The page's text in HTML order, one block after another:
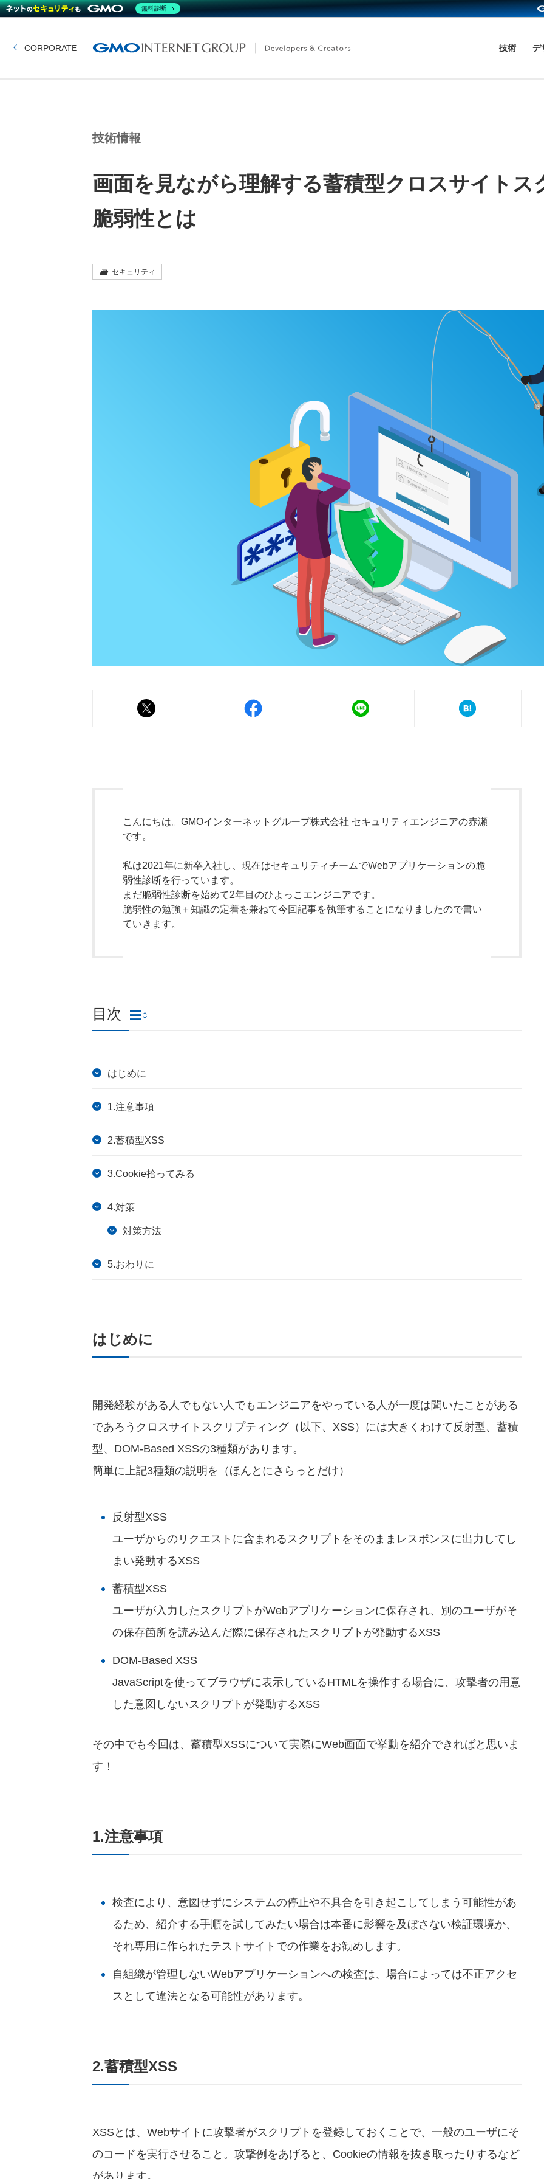
CORPORATE 技術 デ
技術情報
画面を見ながら理解する蓄積型クロスサイトス
脆弱性とは
セキュリティ
こんにちは。GMOインターネットグループ株式会社 セキュリティエンジニアの赤瀬
です。
私は2021年に新卒入社し、現在はセキュリティチームでWebアプリケーションの脆
弱性診断を行っています。
まだ脆弱性診断を始めて2年目のひよっこエンジニアです。
脆弱性の勉強＋知識の定着を兼ねて今回記事を執筆することになりましたので書い
ていきます。
目次
はじめに
1.注意事項
2.蓄積型XSS
3.Cookie拾ってみる
4.対策
対策方法
5.おわりに
はじめに
開発経験がある人でもない人でもエンジニアをやっている人が一度は聞いたことがある
であろうクロスサイトスクリプティング（以下、XSS）には大きくわけて反射型、蓄積
型、DOM-Based XSSの3種類があります。
簡単に上記3種類の説明を（ほんとにさらっとだけ）
反射型XSS
ユーザからのリクエストに含まれるスクリプトをそのままレスポンスに出力してし
まい発動するXSS
蓄積型XSS
ユーザが入力したスクリプトがWebアプリケーションに保存され、別のユーザがそ
の保存箇所を読み込んだ際に保存されたスクリプトが発動するXSS
DOM-Based XSS
JavaScriptを使ってブラウザに表示しているHTMLを操作する場合に、攻撃者の用意
した意図しないスクリプトが発動するXSS
その中でも今回は、蓄積型XSSについて実際にWeb画面で挙動を紹介できればと思いま
す！
1.注意事項
検査により、意図せずにシステムの停止や不具合を引き起こしてしまう可能性があ
るため、紹介する手順を試してみたい場合は本番に影響を及ぼさない検証環境か、
それ専用に作られたテストサイトでの作業をお勧めします。
自組織が管理しないWebアプリケーションへの検査は、場合によっては不正アクセ
スとして違法となる可能性があります。
2.蓄積型XSS
XSSとは、Webサイトに攻撃者がスクリプトを登録しておくことで、一般のユーザにそ
のコードを実行させること。攻撃例をあげると、Cookieの情報を抜き取ったりするなど
があります。
無料診断